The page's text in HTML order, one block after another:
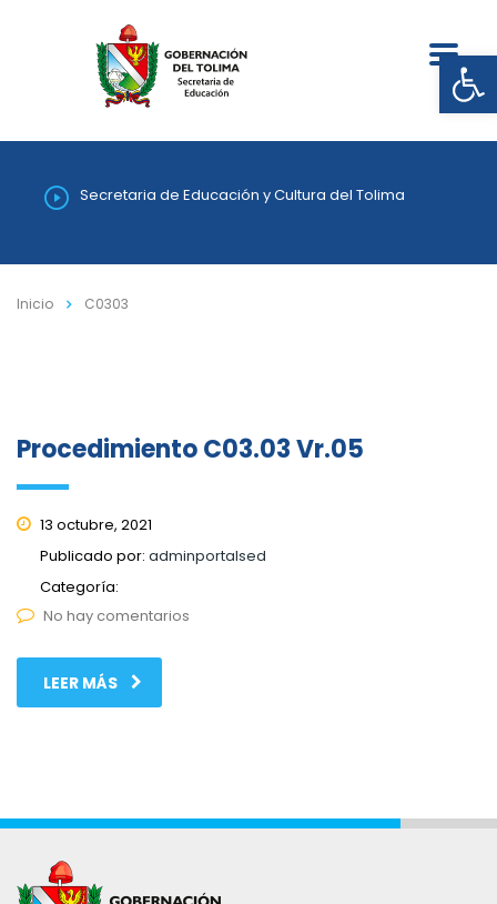
Secretaria de Educación y Cultura del Tolima
Inicio C0303
Procedimiento C03.03 Vr.05
13 octubre, 2021
Publicado por: adminportalsed
Categoría:
No hay comentarios
LEER MÁS